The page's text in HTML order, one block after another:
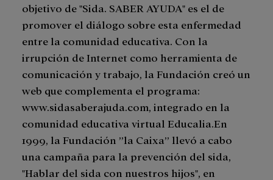
objetivo de "Sida. SABER AYUDA" es el de
promover el diálogo sobre esta enfermedad
entre la comunidad educativa. Con la
irrupción de Internet como herramienta de
comunicación y trabajo, la Fundación creó un
web que complementa el programa:
www.sidasaberajuda.com, integrado en la
comunidad educativa virtual Educalia.En
1999, la Fundación ”la Caixa” llevó a cabo
una campaña para la prevención del sida,
"Hablar del sida con nuestros hijos", en